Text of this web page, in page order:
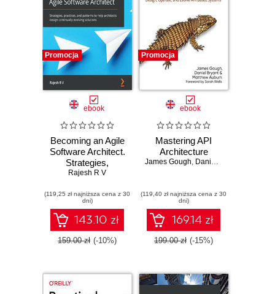
Promocja
ebook
Becoming an Agile
Software Architect.
Strategies,
practices, and
architects design
continually
evolving solutions
Rajesh R V
(119,25 zł najniższa cena z 30
dni)
143.10 zł
159.00 zł (-10%)
Promocja
ebook
Mastering API
Architecture
James Gough, Daniel Bryant
(119,40 zł najniższa cena z 30
dni)
169.14 zł
199.00 zł (-15%)